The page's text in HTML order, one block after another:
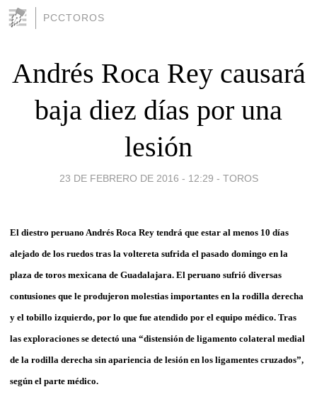
PCCTOROS
Andrés Roca Rey causará
baja diez días por una
lesión
23 DE FEBRERO DE 2016 - 12:29 - TOROS
El diestro peruano Andrés Roca Rey tendrá que estar al menos 10 días
alejado de los ruedos tras la voltereta sufrida el pasado domingo en la
plaza de toros mexicana de Guadalajara. El peruano sufrió diversas
contusiones que le produjeron molestias importantes en la rodilla derecha
y el tobillo izquierdo, por lo que fue atendido por el equipo médico. Tras
las exploraciones se detectó una “distensión de ligamento colateral medial
de la rodilla derecha sin apariencia de lesión en los ligamentes cruzados”,
según el parte médico.